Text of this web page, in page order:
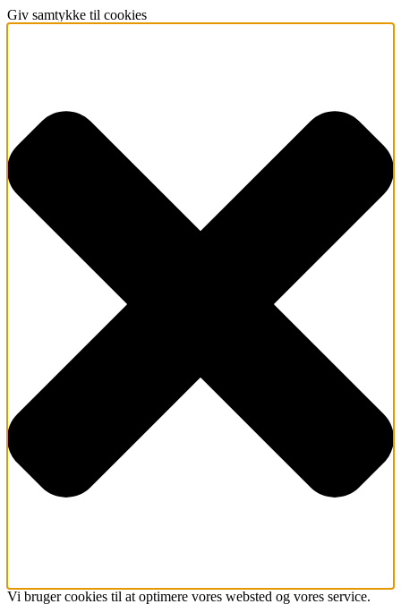
Giv samtykke til cookies
Vi bruger cookies til at optimere vores websted og vores service.